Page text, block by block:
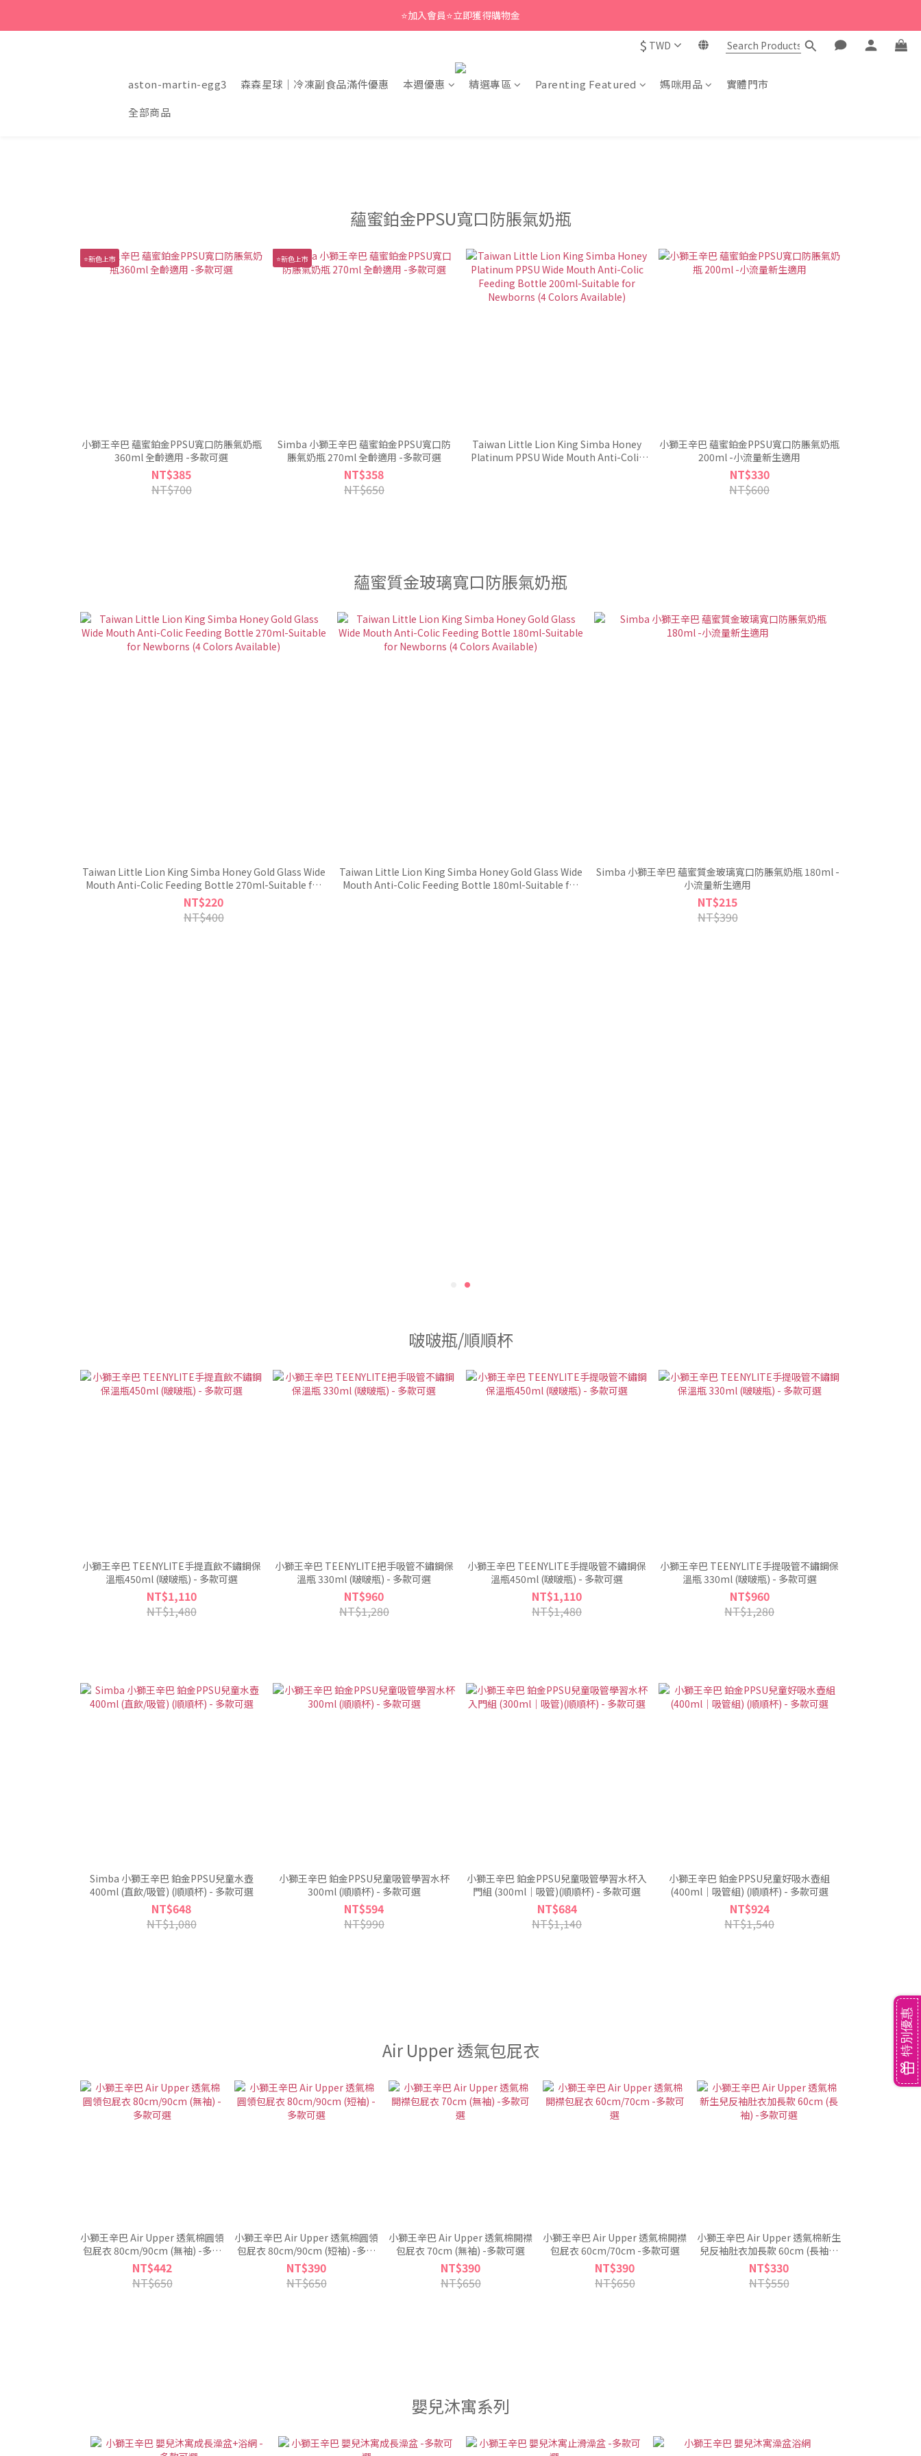
⭐加入會員⭐立即獲得購物金
$ TWD
aston-martin-egg3 森森星球｜冷凍副食品滿件優惠 本週優惠 精選專區 Parenting Featured 媽咪用品
實體門市
全部商品
蘊蜜鉑金PPSU寬口防脹氣奶瓶
⭐新色上市
小獅王辛巴 蘊蜜鉑金PPSU寬口防脹氣奶瓶
360ml 全齡適用 -多款可選
NT$385
NT$700
⭐新色上市
Simba 小獅王辛巴 蘊蜜鉑金PPSU寬口防
脹氣奶瓶 270ml 全齡適用 -多款可選
NT$358
NT$650
Taiwan Little Lion King Simba Honey
Platinum PPSU Wide Mouth Anti-Colic
小獅王辛巴 蘊蜜鉑金PPSU寬口防脹氣奶瓶
200ml -小流量新生適用
NT$330
NT$600
蘊蜜質金玻璃寬口防脹氣奶瓶
Taiwan Little Lion King Simba Honey Gold Glass Wide
Mouth Anti-Colic Feeding Bottle 270ml-Suitable for
Newborns (4 Colors Available)
NT$220
NT$400
Taiwan Little Lion King Simba Honey Gold Glass Wide
Mouth Anti-Colic Feeding Bottle 180ml-Suitable for
Simba 小獅王辛巴 蘊蜜質金玻璃寬口防脹氣奶瓶 180ml -
小流量新生適用
NT$215
NT$390
啵啵瓶/順順杯
小獅王辛巴 TEENYLITE手提直飲不鏽鋼保
溫瓶450ml (啵啵瓶) - 多款可選
NT$1,110
NT$1,480
小獅王辛巴 TEENYLITE把手吸管不鏽鋼保
溫瓶 330ml (啵啵瓶) - 多款可選
NT$960
NT$1,280
小獅王辛巴 TEENYLITE手提吸管不鏽鋼保
溫瓶450ml (啵啵瓶) - 多款可選
NT$1,110
NT$1,480
小獅王辛巴 TEENYLITE手提吸管不鏽鋼保
溫瓶 330ml (啵啵瓶) - 多款可選
NT$960
NT$1,280
Simba 小獅王辛巴 鉑金PPSU兒童水壺
400ml (直飲/吸管) (順順杯) - 多款可選
NT$648
NT$1,080
小獅王辛巴 鉑金PPSU兒童吸管學習水杯
300ml (順順杯) - 多款可選
NT$594
NT$990
小獅王辛巴 鉑金PPSU兒童吸管學習水杯入
門組 (300ml｜吸管)(順順杯) - 多款可選
NT$684
NT$1,140
小獅王辛巴 鉑金PPSU兒童好吸水壺組
(400ml｜吸管組) (順順杯) - 多款可選
NT$924
NT$1,540
Air Upper 透氣包屁衣
小獅王辛巴 Air Upper 透氣棉圓領
包屁衣 80cm/90cm (無袖) -多款
可選
NT$442
NT$650
小獅王辛巴 Air Upper 透氣棉圓領
包屁衣 80cm/90cm (短袖) -多款
可選
NT$390
NT$650
小獅王辛巴 Air Upper 透氣棉開襟
包屁衣 70cm (無袖) -多款可選
NT$390
NT$650
小獅王辛巴 Air Upper 透氣棉開襟
包屁衣 60cm/70cm -多款可選
NT$390
NT$650
小獅王辛巴 Air Upper 透氣棉新生
兒反袖肚衣加長款 60cm (長袖) -
多款可選
NT$330
NT$550
嬰兒沐寓系列
特別優惠